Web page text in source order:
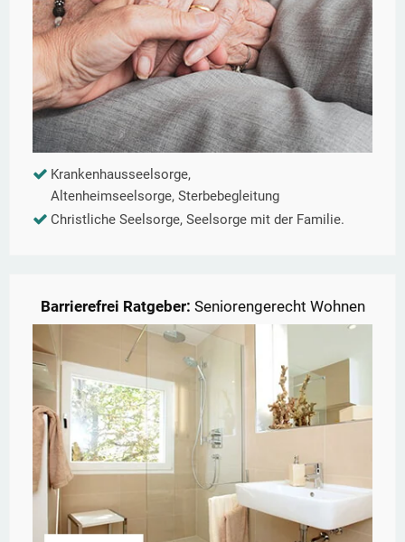
Krankenhausseelsorge,
Altenheimseelsorge, Sterbebegleitung
Christliche Seelsorge, Seelsorge mit der Familie.
Barrierefrei Ratgeber: Seniorengerecht Wohnen